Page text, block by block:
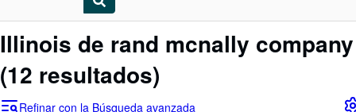
Mi cuenta
Illinois de rand mcnally company
(12 resultados)
Refinar con la Búsqueda avanzada